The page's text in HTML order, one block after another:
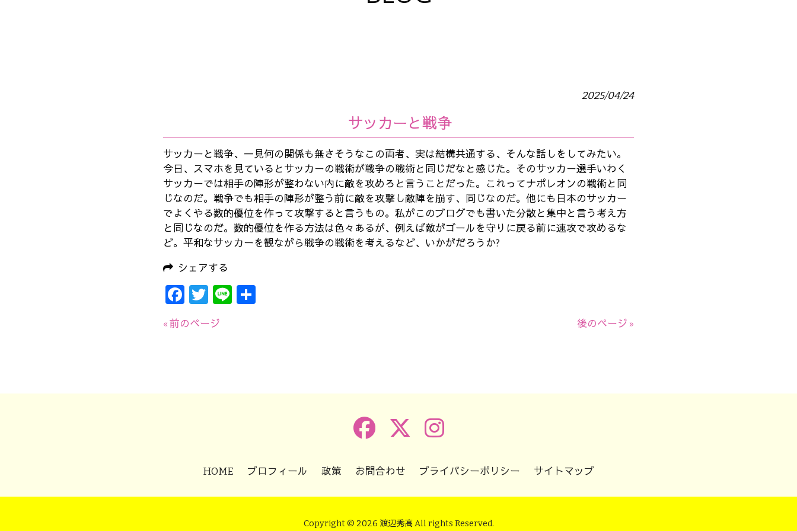
2025/04/24
サッカーと戦争
サッカーと戦争、一見何の関係も無さそうなこの両者、実は結構共通する、そんな話しをしてみたい。
今日、スマホを見ているとサッカーの戦術が戦争の戦術と同じだなと感じた。そのサッカー選手いわく
サッカーでは相手の陣形が整わない内に敵を攻めろと言うことだった。これってナポレオンの戦術と同
じなのだ。戦争でも相手の陣形が整う前に敵を攻撃し敵陣を崩す、同じなのだ。他にも日本のサッカー
でよくやる数的優位を作って攻撃すると言うもの。私がこのブログでも書いた分散と集中と言う考え方
と同じなのだ。数的優位を作る方法は色々あるが、例えば敵がゴールを守りに戻る前に速攻で攻めるな
ど。平和なサッカーを観ながら戦争の戦術を考えるなど、いかがだろうか?
シェアする
Facebook
Twitter
Line
« 前のページ 後のページ »
HOME プロフィール 政策 お問合わせ プライバシーポリシー サイトマップ
Copyright © 2026 渡辺秀高 All rights Reserved.